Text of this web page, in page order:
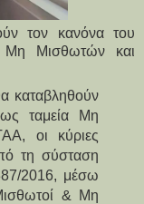
τον κανόνα του
Μη Μισθωτών και
καταβληθούν
ταμεία Μη
οι κύριες
τη σύσταση
2016, μέσω
& Μη